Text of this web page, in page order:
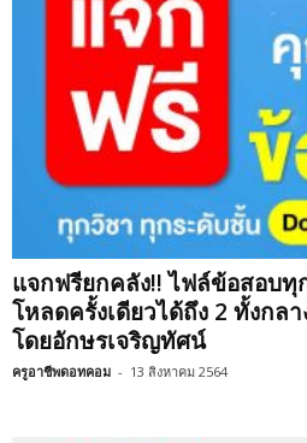
แจกฟรียกคลัง!! ไฟล์ข้อสอบ
โหลดครั้งเดียวได้ถึง 2 ทั้งกล
โดยอักษรเจริญทัศน์
ครูอาชีพดอทคอม - 13 สิงหาคม 2564